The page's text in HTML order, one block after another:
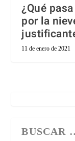
¿Qué
por la
11 de enero de 2021